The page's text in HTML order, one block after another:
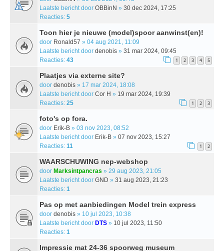
Laatste bericht door OBBinN » 30 dec 2024, 17:25
Reacties: 5
Toon hier je nieuwe (model)spoor aanwinst(en)!
door Ronald57 » 04 aug 2021, 11:09
Laatste bericht door denobis » 31 mar 2024, 09:45
Reacties: 43 1 2 3 4 5
Plaatjes via externe site?
door denobis » 17 mar 2024, 18:08
Laatste bericht door Cor H » 19 mar 2024, 19:39
Reacties: 25 1 2 3
foto's op fora.
door Erik-B » 03 nov 2023, 08:52
Laatste bericht door Erik-B » 07 nov 2023, 15:27
Reacties: 11 1 2
WAARSCHUWING nep-webshop
door Marksintpancras » 29 aug 2023, 21:05
Laatste bericht door GND » 31 aug 2023, 21:23
Reacties: 1
Pas op met aanbiedingen Model trein express
door denobis » 10 jul 2023, 10:38
Laatste bericht door DTS » 10 jul 2023, 11:50
Reacties: 1
Impressie mat 24-36 spoorweg museum